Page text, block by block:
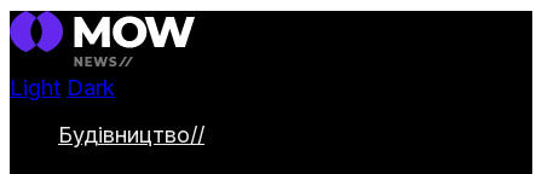
Light Dark
Будівництво//